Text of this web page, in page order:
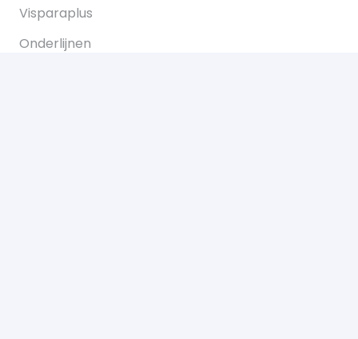
Visparaplus
Onderlijnen